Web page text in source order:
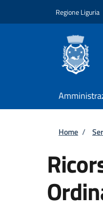
Regione Liguria
Home /